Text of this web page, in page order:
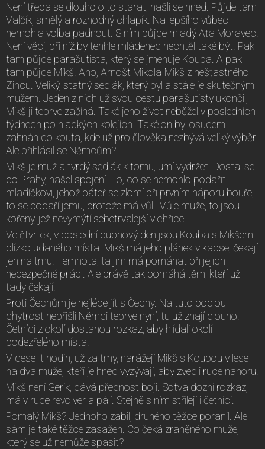
Není třeba se dlouho o to starat, našli se hned. Půjde tam
Valčík, smělý a rozhodný chlapík. Na lepšího vůbec
nemohla volba padnout. S ním půjde mladý Aťa Moravec.
Není věci, při níž by tenhle mládenec nechtěl také být. Pak
tam půjde parašutista, který se jmenuje Kouba. A pak
tam půjde Mikš. Ano, Arnošt Mikola-Mikš z nešťastného
Zincu. Veliký, statný sedlák, který byl a stále je skutečným
mužem. Jeden z nich už svou cestu parašutisty ukončil,
Mikš ji teprve začíná. Také jeho život neběžel v posledních
týdnech po hladkých kolejích. Také on byl osudem
zahnán do kouta, kde už pro člověka nezbývá veliký výběr.
Ale přihlásil se Němcům?
Mikš je muž a tvrdý sedlák k tomu, umí vydržet. Dostal se
do Prahy, našel spojení. To, co se nemohlo podařit
mladíčkovi, jehož páteř se zlomí při prvním náporu bouře,
to se podaří jemu, protože má vůli. Vůle muže, to jsou
kořeny, jež nevymýtí sebetrvalejší vichřice.
Ve čtvrtek, v poslední dubnový den jsou Kouba s Mikšem
blízko udaného místa. Mikš má jeho plánek v kapse, čekají
jen na tmu. Temnota, ta jim má pomáhat při jejich
nebezpečné práci. Ale právě tak pomáhá těm, kteří už
tady čekají.
Proti Čechům je nejlépe jít s Čechy. Na tuto podlou
chytrost nepřišli Němci teprve nyní, tu už znají dlouho.
Četníci z okolí dostanou rozkaz, aby hlídali okolí
podezřelého místa.
V dese t hodin, už za tmy, narážejí Mikš s Koubou v lese
na dva muže, kteří je hned vyzývají, aby zvedli ruce nahoru.
Mikš není Gerik, dává přednost boji. Sotva dozní rozkaz,
má v ruce revolver a pálí. Stejně s ním střílejí i četníci.
Pomalý Mikš? Jednoho zabil, druhého těžce poranil. Ale
sám je také těžce zasažen. Co čeká zraněného muže,
který se už nemůže spasit?